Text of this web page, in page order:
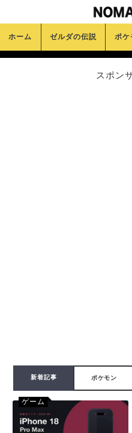
ホーム ゼルダの伝説 ポケ
スポン
新着記事 ポケモン
ゲーム